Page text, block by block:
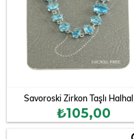
Savoroski Zirkon Taşlı Halhal
₺105,00